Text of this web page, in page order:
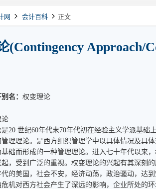
网 会计百科 正文
(Contingency Approach/
名： 权变理论
论
世纪60年代末70年代初在经验主义学派基础
理理论。是西方组织管理学中以具体情况及具
础而形成的一种管理理论。进入七十年代以来
，受到广泛的重视。权变理论的兴起有其深刻
的美国，社会不安，经济动荡，政治骚动，达
机对西方社会产生了深远的影响，企业所处的